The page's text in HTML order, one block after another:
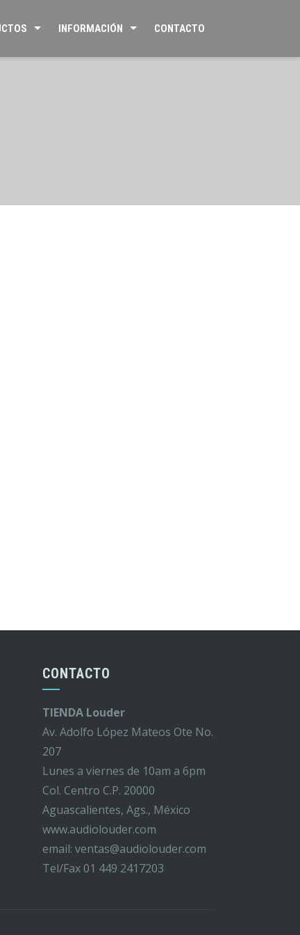
INFORMACIÓN CONTACTO
CONTACTO
TIENDA Louder
Av. Adolfo López Mateos Ote No.
207
Lunes a viernes de 10am a 6pm
Col. Centro C.P. 20000
Aguascalientes, Ags., México
www.audiolouder.com
email: ventas@audiolouder.com
Tel/Fax 01 449 2417203